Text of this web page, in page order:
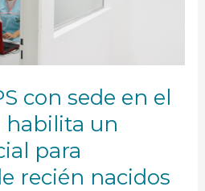
con sede en el
habilita un
para
recién nacidos